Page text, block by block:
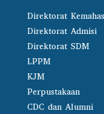
Direktorat
Direktorat Admisi
Direktorat SDM
LPPM
KJM
Perpustakaan
CDC dan Alumni